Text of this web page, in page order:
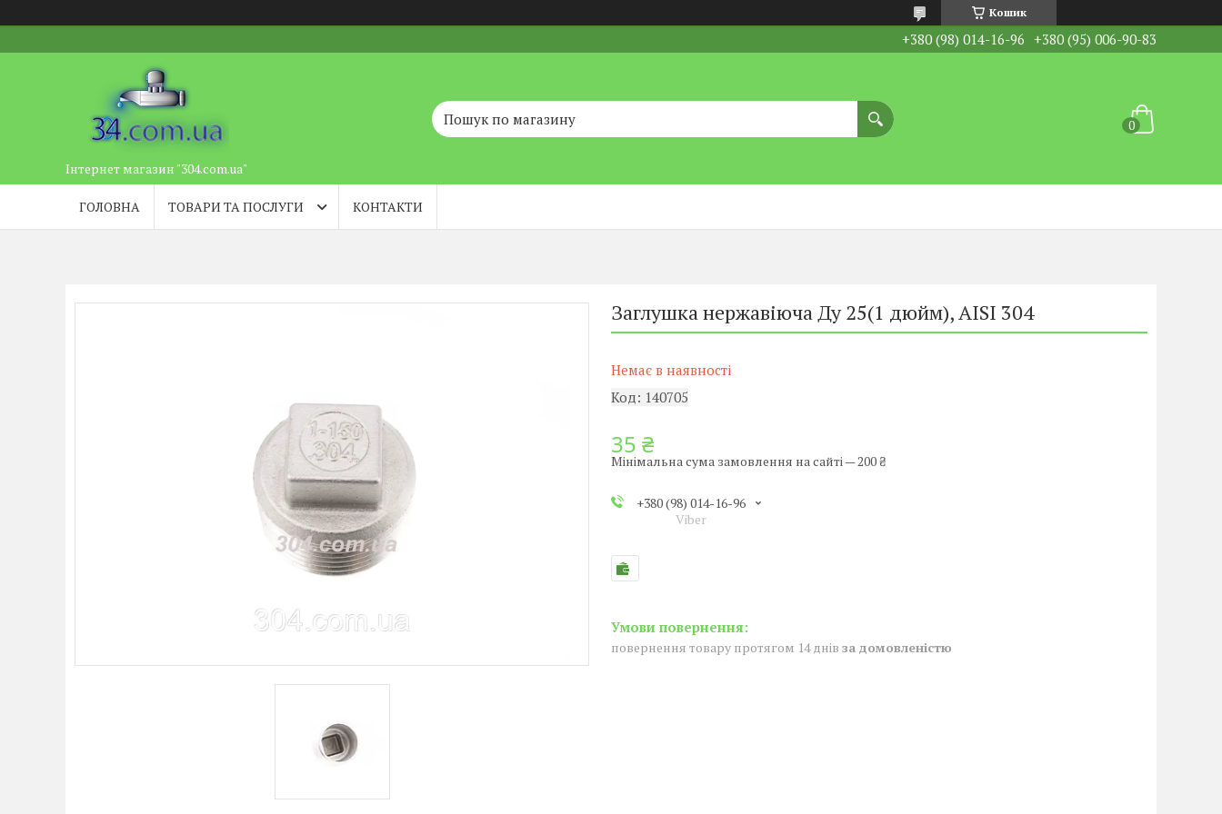
Кошик
+380 (98) 014-16-96 +380 (95) 006-90-83
Інтернет магазин "304.com.ua"
ГОЛОВНА ТОВАРИ ТА ПОСЛУГИ КОНТАКТИ
Заглушка нержавіюча Ду 25(1 дюйм), AISI 304
Немає в наявності
Код: 140705
35 ₴
Мінімальна сума замовлення на сайті — 200 ₴
+380 (98) 014-16-96
Viber
повернення товару протягом 14 днів за домовленістю